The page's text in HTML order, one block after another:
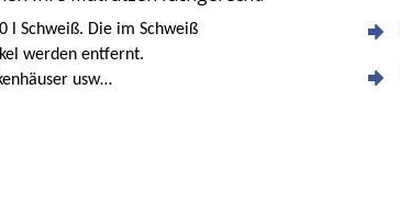
l Schweiß. Die im Schweiß
werden entfernt.
usw…